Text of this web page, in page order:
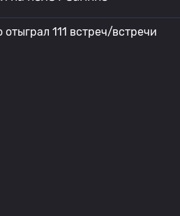
111 встреч/встречи